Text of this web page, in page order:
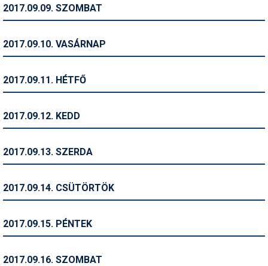
Pályázatok
Síbérletárak
Sífelszerelés
Símánia
2017.09.09. SZOMBAT
2017.09.10. VASÁRNAP
2017.09.11. HÉTFŐ
2017.09.12. KEDD
2017.09.13. SZERDA
2017.09.14. CSÜTÖRTÖK
2017.09.15. PÉNTEK
2017.09.16. SZOMBAT